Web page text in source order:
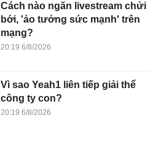
Cách nào ngăn livestream chửi
bới, 'ảo tưởng sức mạnh' trên
mạng?
20:19 6/8/2026
Vì sao Yeah1 liên tiếp giải thể
công ty con?
20:19 6/8/2026